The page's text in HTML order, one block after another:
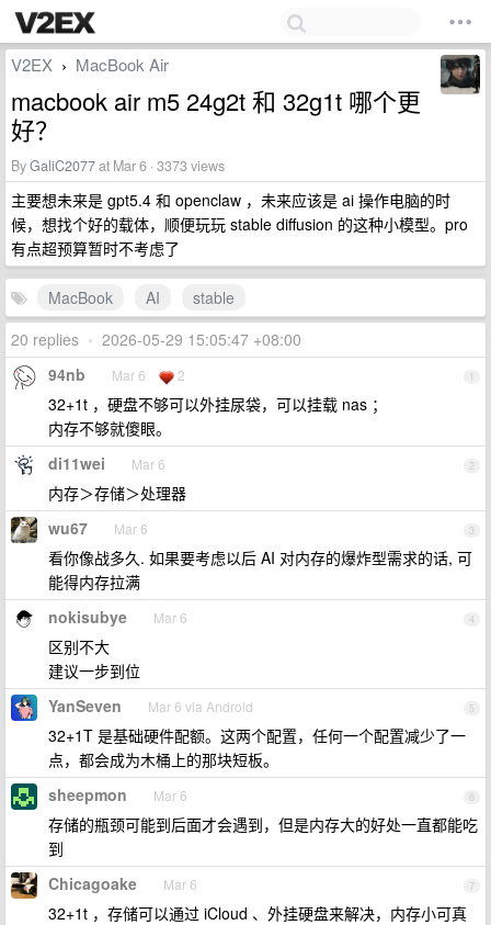
V2EX › MacBook Air
macbook air m5 24g2t 和 32g1t 哪个更
好？
ByGaliC2077at Mar 6 · 3373 views
主要想未来是 gpt5.4 和 openclaw ，未来应该是 ai 操作电脑的时
候，想找个好的载体，顺便玩玩 stable diffusion 的这种小模型。pro
有点超预算暂时不考虑了
MacBook AI
stable
20 replies • 2026-05-29 15:05:47 +08:00
1
94nb Mar 6 2
32+1t ，硬盘不够可以外挂尿袋，可以挂载 nas ；
内存不够就傻眼。
2
di11wei Mar 6
内存＞存储＞处理器
3
wu67 Mar 6
看你像战多久. 如果要考虑以后 AI 对内存的爆炸型需求的话, 可
能得内存拉满
4
nokisubye Mar 6
区别不大
建议一步到位
5
YanSeven Mar 6 via Android
32+1T 是基础硬件配额。这两个配置，任何一个配置减少了一
点，都会成为木桶上的那块短板。
6
sheepmon Mar 6
存储的瓶颈可能到后面才会遇到，但是内存大的好处一直都能吃
到
7
Chicagoake Mar 6
32+1t ，存储可以通过 iCloud 、外挂硬盘来解决，内存小可真